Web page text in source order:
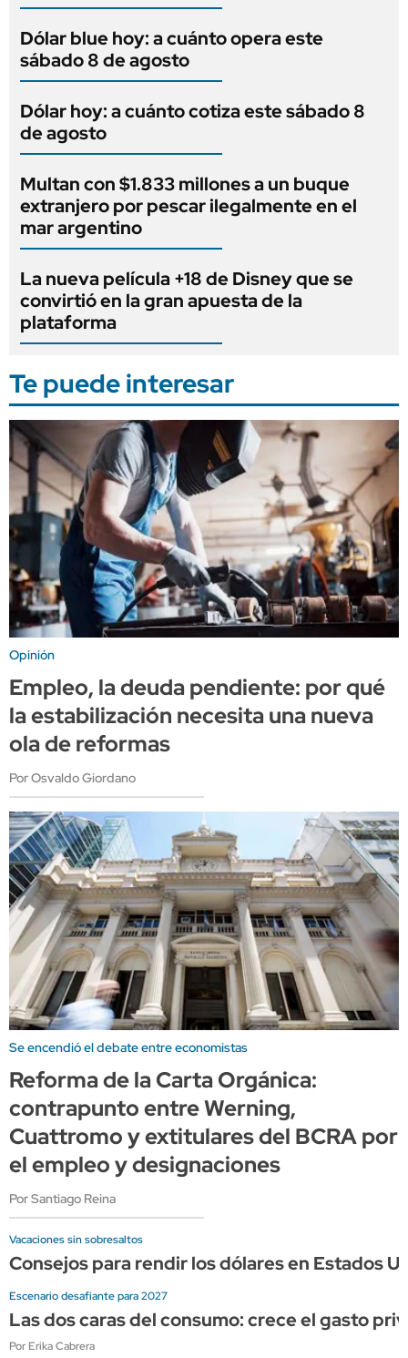
Dólar blue hoy: a cuánto opera este
sábado 8 de agosto
Dólar hoy: a cuánto cotiza este sábado 8
de agosto
Multan con $1.833 millones a un buque
extranjero por pescar ilegalmente en el
mar argentino
La nueva película +18 de Disney que se
convirtió en la gran apuesta de la
plataforma
Te puede interesar
Opinión
Empleo, la deuda pendiente: por qué
la estabilización necesita una nueva
ola de reformas
Por Osvaldo Giordano
Se encendió el debate entre economistas
Reforma de la Carta Orgánica:
contrapunto entre Werning,
Cuattromo y extitulares del BCRA por
el empleo y designaciones
Por Santiago Reina
Vacaciones sin sobresaltos
Consejos para rendir los dólares en Estados
Escenario desafiante para 2027
Las dos caras del consumo: crece el gasto
Por Erika Cabrera